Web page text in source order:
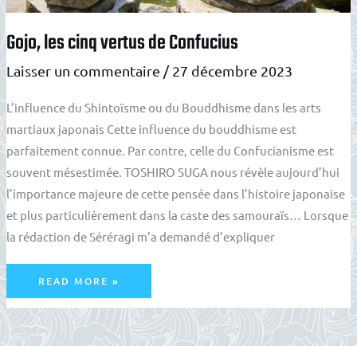
Gojo, les cinq vertus de Confucius
Laisser un commentaire /27 décembre 2023
L’influence du Shintoïsme ou du Bouddhisme dans les arts
martiaux japonais Cette influence du bouddhisme est
parfaitement connue. Par contre, celle du Confucianisme est
souvent mésestimée. TOSHIRO SUGA nous révèle aujourd’hui
l’importance majeure de cette pensée dans l’histoire japonaise
et plus particulièrement dans la caste des samouraïs… Lorsque
la rédaction de Séréragi m’a demandé d’expliquer
GOJO,
LES
CINQ
VERTUS
DE
CONFUCIUS
READ MORE »